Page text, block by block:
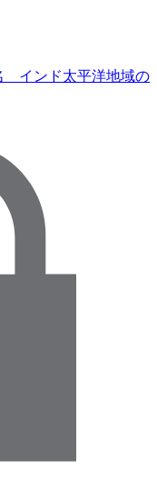
インド太平洋地域の